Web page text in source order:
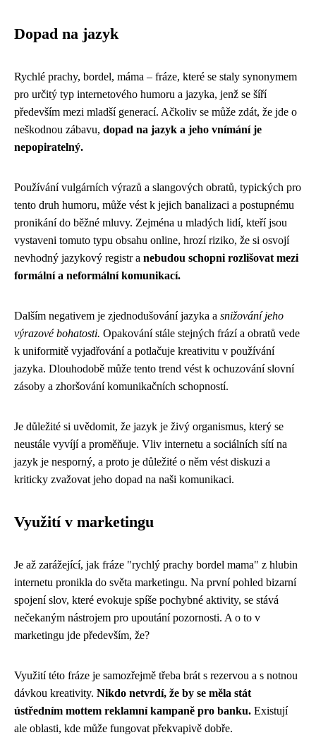
Dopad na jazyk
Rychlé prachy, bordel, máma – fráze, které se staly synonymem
pro určitý typ internetového humoru a jazyka, jenž se šíří
především mezi mladší generací. Ačkoliv se může zdát, že jde o
neškodnou zábavu, dopad na jazyk a jeho vnímání je
nepopiratelný.
Používání vulgárních výrazů a slangových obratů, typických pro
tento druh humoru, může vést k jejich banalizaci a postupnému
pronikání do běžné mluvy. Zejména u mladých lidí, kteří jsou
vystaveni tomuto typu obsahu online, hrozí riziko, že si osvojí
nevhodný jazykový registr a nebudou schopni rozlišovat mezi
formální a neformální komunikací.
Dalším negativem je zjednodušování jazyka a snižování jeho
výrazové bohatosti. Opakování stále stejných frází a obratů vede
k uniformitě vyjadřování a potlačuje kreativitu v používání
jazyka. Dlouhodobě může tento trend vést k ochuzování slovní
zásoby a zhoršování komunikačních schopností.
Je důležité si uvědomit, že jazyk je živý organismus, který se
neustále vyvíjí a proměňuje. Vliv internetu a sociálních sítí na
jazyk je nesporný, a proto je důležité o něm vést diskuzi a
kriticky zvažovat jeho dopad na naši komunikaci.
Využití v marketingu
Je až zarážející, jak fráze "rychlý prachy bordel mama" z hlubin
internetu pronikla do světa marketingu. Na první pohled bizarní
spojení slov, které evokuje spíše pochybné aktivity, se stává
nečekaným nástrojem pro upoutání pozornosti. A o to v
marketingu jde především, že?
Využití této fráze je samozřejmě třeba brát s rezervou a s notnou
dávkou kreativity. Nikdo netvrdí, že by se měla stát
ústředním mottem reklamní kampaně pro banku. Existují
ale oblasti, kde může fungovat překvapivě dobře.